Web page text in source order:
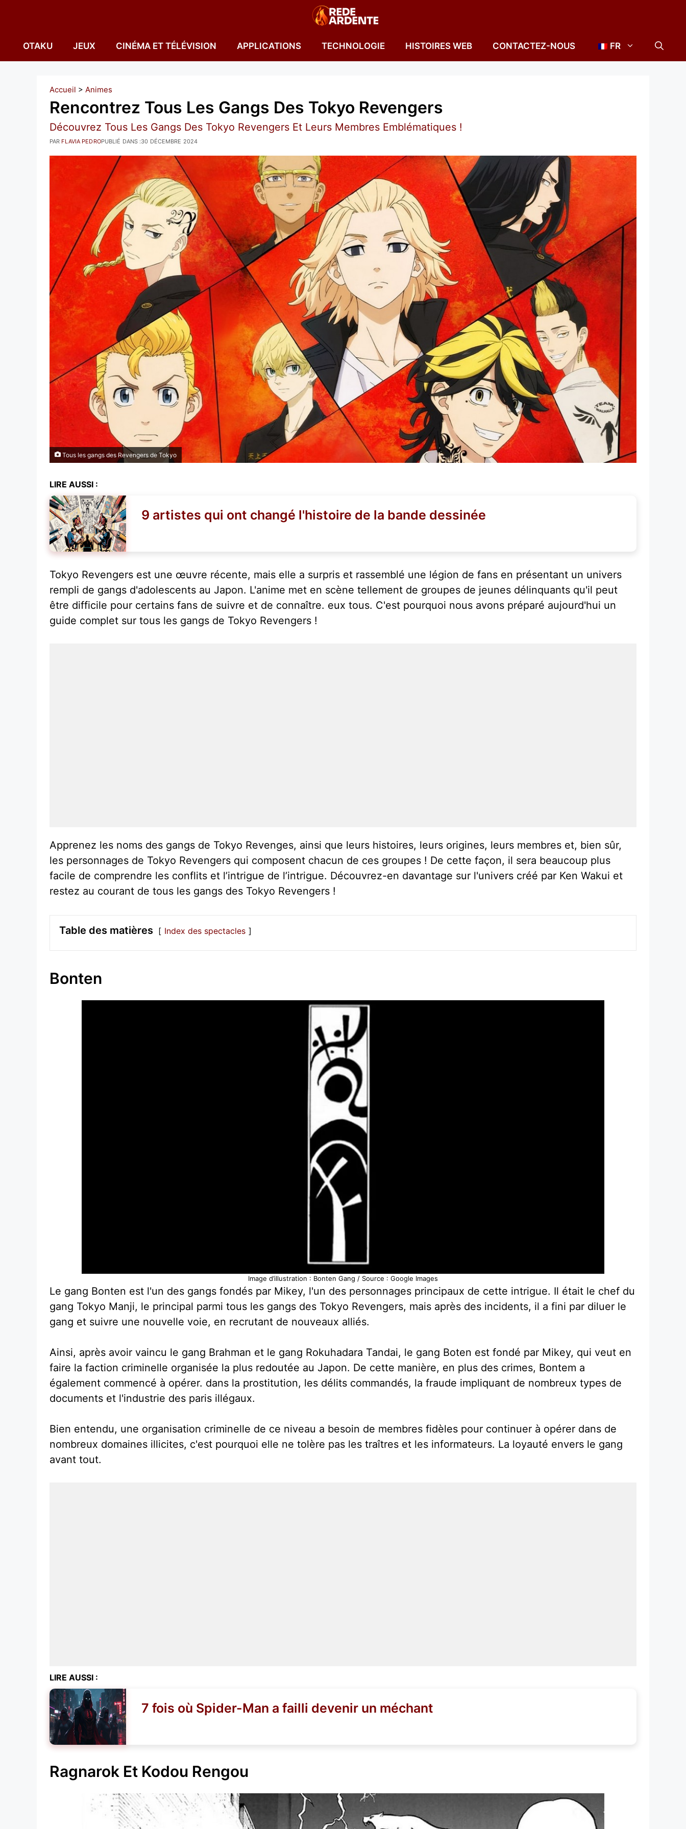
OTAKU JEUX CINÉMA ET TÉLÉVISION APPLICATIONS TECHNOLOGIE HISTOIRES WEB CONTACTEZ-NOUS FR
Accueil > Animes
Rencontrez Tous Les Gangs Des Tokyo Revengers
Découvrez Tous Les Gangs Des Tokyo Revengers Et Leurs Membres Emblématiques !
PUBLIÉ DANS :30 DÉCEMBRE 2024
PAR FLAVIA PEDRO
Tous les gangs des Revengers de Tokyo
LIRE AUSSI :
9 artistes qui ont changé l'histoire de la bande dessinée
Tokyo Revengers est une œuvre récente, mais elle a surpris et rassemblé une légion de fans en présentant un univers
rempli de gangs d'adolescents au Japon. L'anime met en scène tellement de groupes de jeunes délinquants qu'il peut
être difficile pour certains fans de suivre et de connaître. eux tous. C'est pourquoi nous avons préparé aujourd'hui un
guide complet sur tous les gangs de Tokyo Revengers !
Apprenez les noms des gangs de Tokyo Revenges, ainsi que leurs histoires, leurs origines, leurs membres et, bien sûr,
les personnages de Tokyo Revengers qui composent chacun de ces groupes ! De cette façon, il sera beaucoup plus
facile de comprendre les conflits et l’intrigue de l’intrigue. Découvrez-en davantage sur l'univers créé par Ken Wakui et
restez au courant de tous les gangs des Tokyo Revengers !
Table des matières Index des spectacles
Bonten
Image d’illustration : Bonten Gang / Source : Google Images
Le gang Bonten est l'un des gangs fondés par Mikey, l'un des personnages principaux de cette intrigue. Il était le chef du
gang Tokyo Manji, le principal parmi tous les gangs des Tokyo Revengers, mais après des incidents, il a fini par diluer le
gang et suivre une nouvelle voie, en recrutant de nouveaux alliés.
Ainsi, après avoir vaincu le gang Brahman et le gang Rokuhadara Tandai, le gang Boten est fondé par Mikey, qui veut en
faire la faction criminelle organisée la plus redoutée au Japon. De cette manière, en plus des crimes, Bontem a
également commencé à opérer. dans la prostitution, les délits commandés, la fraude impliquant de nombreux types de
documents et l'industrie des paris illégaux.
Bien entendu, une organisation criminelle de ce niveau a besoin de membres fidèles pour continuer à opérer dans de
nombreux domaines illicites, c'est pourquoi elle ne tolère pas les traîtres et les informateurs. La loyauté envers le gang
avant tout.
LIRE AUSSI :
7 fois où Spider-Man a failli devenir un méchant
Ragnarok Et Kodou Rengou